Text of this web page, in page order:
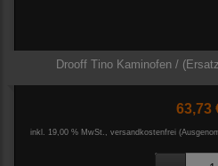
Drooff Tino Kaminofen /
63,73
inkl. 19,00 % MwSt., versandkostenfrei